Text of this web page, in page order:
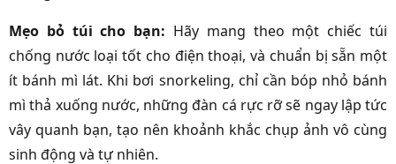
Mẹo bỏ túi cho bạn: Hãy mang theo một chiếc túi
chống nước loại tốt cho điện thoại, và chuẩn bị sẵn một
ít bánh mì lát. Khi bơi snorkeling, chỉ cần bóp nhỏ bánh
mì thả xuống nước, những đàn cá rực rỡ sẽ ngay lập tức
vây quanh bạn, tạo nên khoảnh khắc chụp ảnh vô cùng
sinh động và tự nhiên.